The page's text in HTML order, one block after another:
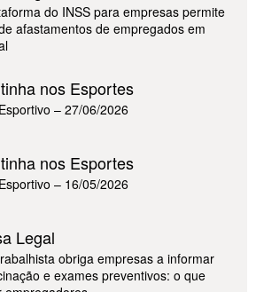
do INSS para empresas permite
afastamentos de empregados em
nos Esportes
– 27/06/2026
nos Esportes
– 16/05/2026
Legal
obriga empresas a informar
e exames preventivos: o que